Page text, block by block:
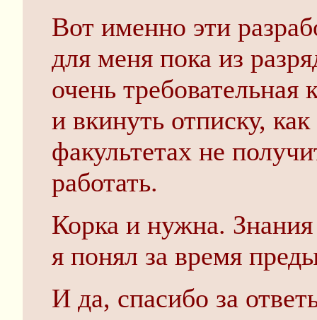
Вот именно эти
для меня пока из
очень требовательная
и вкинуть отписку,
факультетах не
работать.
Корка и нужна.
я понял за время
И да, спасибо за